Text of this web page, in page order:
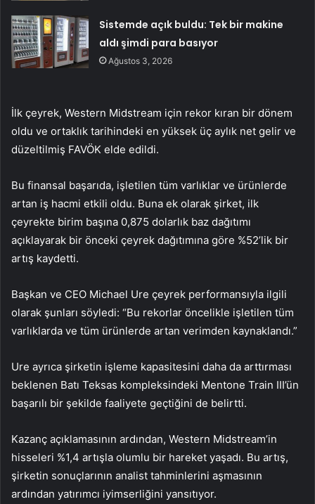
Sistemde açık buldu: Tek bir makine
aldı şimdi para basıyor
Ağustos 3, 2026
İlk çeyrek, Western Midstream için rekor kıran bir dönem
oldu ve ortaklık tarihindeki en yüksek üç aylık net gelir ve
düzeltilmiş FAVÖK elde edildi.
Bu finansal başarıda, işletilen tüm varlıklar ve ürünlerde
artan iş hacmi etkili oldu. Buna ek olarak şirket, ilk
çeyrekte birim başına 0,875 dolarlık baz dağıtımı
açıklayarak bir önceki çeyrek dağıtımına göre %52’lik bir
artış kaydetti.
Başkan ve CEO Michael Ure çeyrek performansıyla ilgili
olarak şunları söyledi: “Bu rekorlar öncelikle işletilen tüm
varlıklarda ve tüm ürünlerde artan verimden kaynaklandı.”
Ure ayrıca şirketin işleme kapasitesini daha da arttırması
beklenen Batı Teksas kompleksindeki Mentone Train III’ün
başarılı bir şekilde faaliyete geçtiğini de belirtti.
Kazanç açıklamasının ardından, Western Midstream’in
hisseleri %1,4 artışla olumlu bir hareket yaşadı. Bu artış,
şirketin sonuçlarının analist tahminlerini aşmasının
ardından yatırımcı iyimserliğini yansıtıyor.